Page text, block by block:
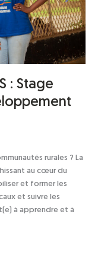
: Stage
rurales ? La
au cœur du
et former les
et suivre les
à apprendre et à